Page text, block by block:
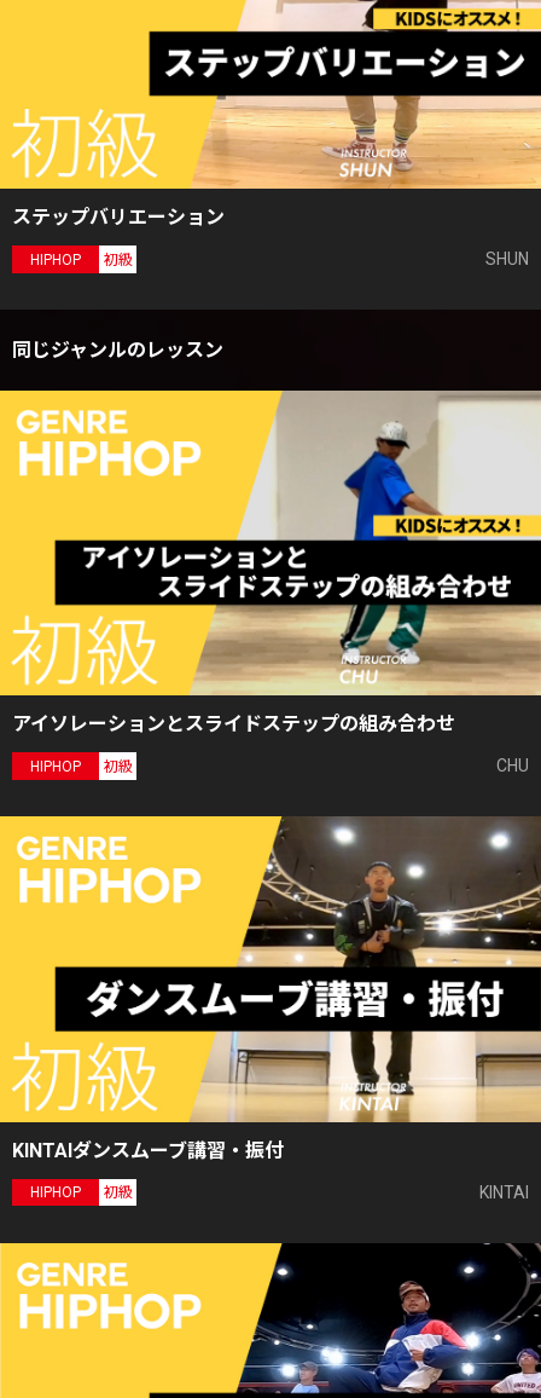
ステップバリエーション
HIPHOP 初級 SHUN
同じジャンルのレッスン
アイソレーションとスライドステップの組み合わせ
HIPHOP 初級 CHU
KINTAIダンスムーブ講習・振付
HIPHOP 初級 KINTAI